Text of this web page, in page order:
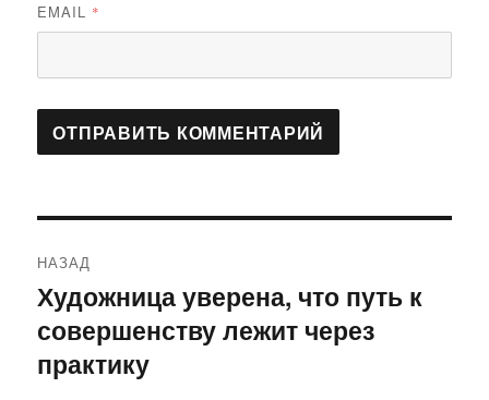
EMAIL *
по
записям
НАЗАД
Предыдущая
запись:
Художница уверена, что путь к
совершенству лежит через
практику